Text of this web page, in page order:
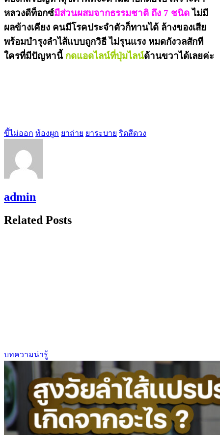
หลวงดีท็อกซ์มีส่วนผสมจากธรรมชาติ ถึง 7 ชนิด ไม่มี
ผลข้างเคียง คนมีโรคประจำตัวก็ทานได้ ล้างของเสีย
พร้อมบำรุงลำไส้แบบถูกวิธี ไม่รุนเเรง หมดกังวลสักที
ใครที่มีปัญหานี้ กดแอดไลน์ที่ปุ่มไลน์ด้านขวาได้เลยค่ะ
ขี้ไม่ออก ท้องผูก ยาถ่าย ยาระบาย ริดสีดวง
admin
Related Posts
บทความน่ารู้